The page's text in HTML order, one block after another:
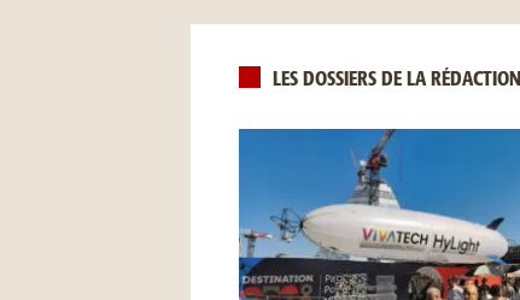
LES DOSSIERS DE LA RÉDACTION